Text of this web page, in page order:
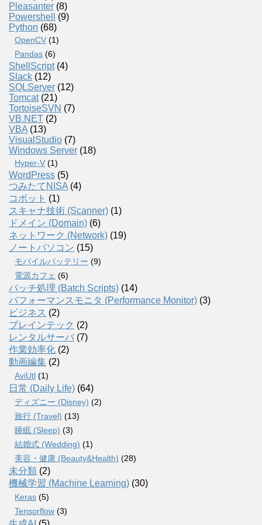
Pleasanter (8)
Powershell
(9)
Python (68)
OpenCV (1)
Pandas (6)
ShellScript(4)
Slack (12)
SQLServer (12)
Tomcat(21)
TortoiseSVN (7)
VB.NET (2)
VBA (13)
VisualStudio (7)
Windows Server (18)
Hyper-V (1)
WordPress (5)
つみたてNISA (4)
コボット (1)
スキャナ技術 (Scanner) (1)
ドメイン (Domain) (6)
ネットワーク (Network) (19)
ノートパソコン (15)
モバイルバッテリー (9)
電源カフェ (6)
バッチ処理 (Batch Scripts) (14)
パフォーマンスモニタ (Performance Monitor) (3)
ビジネス (2)
ブレインテック (2)
レンタルサーバ (7)
作業効率化 (2)
動画編集 (2)
AviUtl (1)
日常 (Daily Life) (64)
ディズニー (Disney) (2)
旅行 (Travel) (13)
睡眠 (Sleep) (3)
結婚式 (Wedding) (1)
美容・健康 (Beauty&Health) (28)
未分類 (2)
機械学習 (Machine Learning) (30)
Keras (5)
Tensorflow (3)